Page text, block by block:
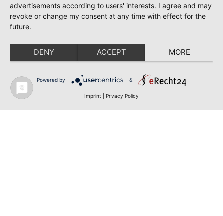
advertisements according to users' interests. I agree and may
revoke or change my consent at any time with effect for the
future.
DENY ACCEPT MORE
Powered by &
Imprint Privacy Policy